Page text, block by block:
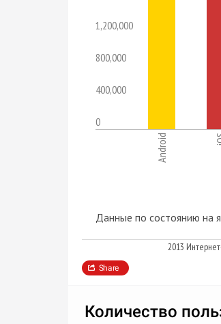
1,200,000
800,000
400,000
0
Android
Данные по состоянию на
2013
Share
Количество